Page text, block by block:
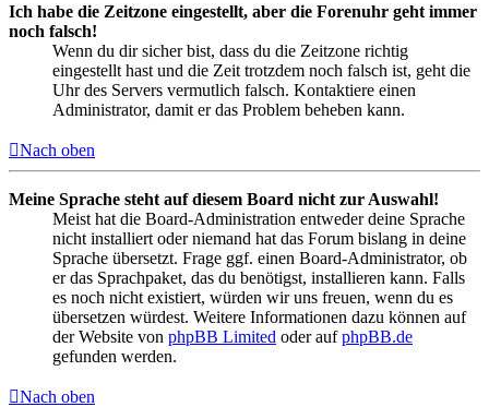
Ich habe die Zeitzone eingestellt, aber die Forenuhr geht immer
noch falsch!
Wenn du dir sicher bist, dass du die Zeitzone richtig
eingestellt hast und die Zeit trotzdem noch falsch ist, geht die
Uhr des Servers vermutlich falsch. Kontaktiere einen
Administrator, damit er das Problem beheben kann.
Nach oben
Meine Sprache steht auf diesem Board nicht zur Auswahl!
Meist hat die Board-Administration entweder deine Sprache
nicht installiert oder niemand hat das Forum bislang in deine
Sprache übersetzt. Frage ggf. einen Board-Administrator, ob
er das Sprachpaket, das du benötigst, installieren kann. Falls
es noch nicht existiert, würden wir uns freuen, wenn du es
übersetzen würdest. Weitere Informationen dazu können auf
der Website von phpBB Limited oder aufphpBB.de
gefunden werden.
Nach oben